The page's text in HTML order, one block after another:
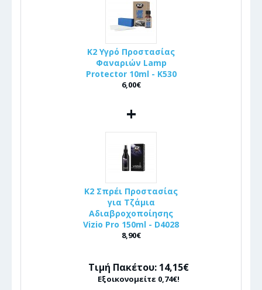
K2 Υγρό Προστασίας
Φαναριών Lamp
Protector 10ml - K530
6,00€
+
K2 Σπρέι Προστασίας
για Τζάμια
Αδιαβροχοποίησης
Vizio Pro 150ml - D4028
8,90€
Τιμή Πακέτου: 14,15€
Εξοικονομείτε 0,74€!